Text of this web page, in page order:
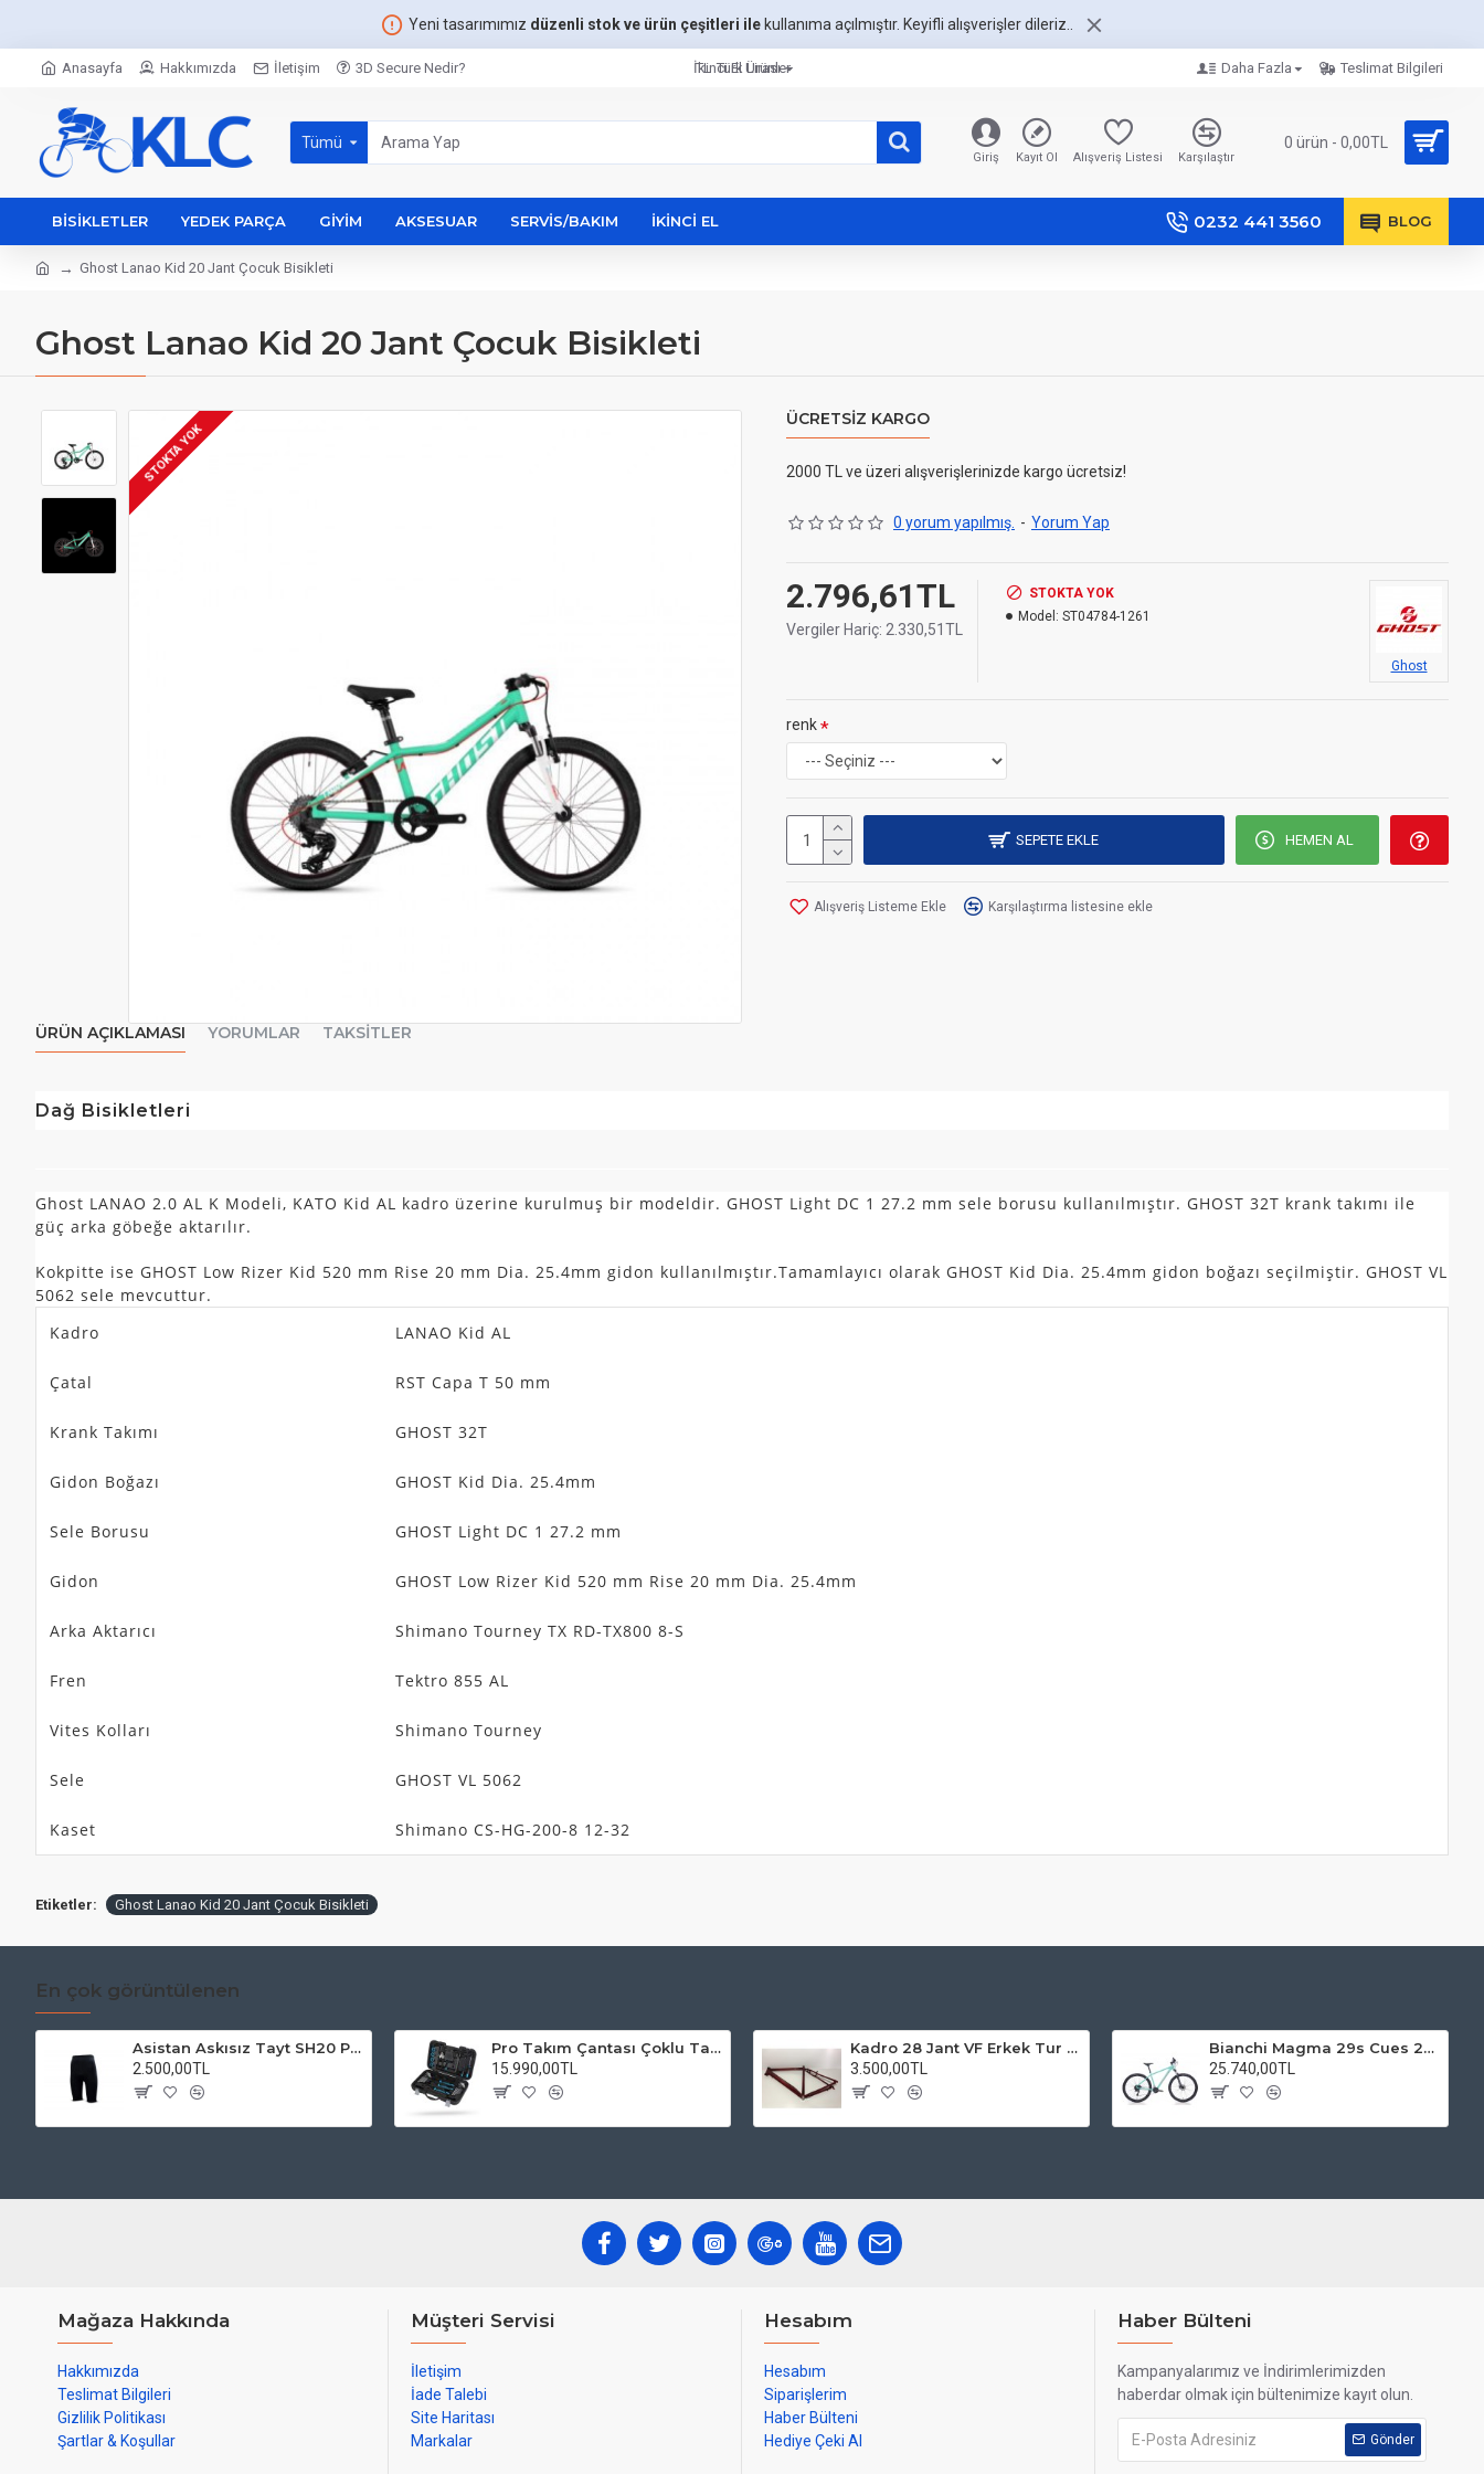
Yeni tasarımımız düzenli stok ve ürün çeşitleri ilekullanıma açılmıştır. Keyifli alışverişler dileriz..
Anasayfa Hakkımızda İletişim 3D Secure Nedir? İkinci El Ürünler
TL Türk Lirası Daha Fazla Teslimat Bilgileri
Tümü
Giriş Kayıt Ol Alışveriş Listesi Karşılaştır
0 ürün - 0,00TL
BISIKLETLER YEDEK PARÇA GIYIM AKSESUAR SERVIS/BAKIM İKINCI EL 0232 441 3560 BLOG
Ghost Lanao Kid 20 Jant Çocuk Bisikleti
Ghost Lanao Kid 20 Jant Çocuk Bisikleti
STOKTA YOK
ÜCRETSIZ KARGO
2000 TL ve üzeri alışverişlerinizde kargo ücretsiz!
0 yorum yapılmış. - Yorum Yap
2.796,61TL
Vergiler Hariç: 2.330,51TL
STOKTA YOK
Model: ST04784-1261
Ghost
renk
SEPETE EKLE HEMEN AL
Alışveriş Listeme Ekle Karşılaştırma listesine ekle
ÜRÜN AÇIKLAMASI YORUMLAR TAKSITLER
Dağ Bisikletleri
Ghost LANAO 2.0 AL K Modeli, KATO Kid AL kadro üzerine kurulmuş bir modeldir. GHOST Light DC 1 27.2 mm sele borusu kullanılmıştır. GHOST 32T krank takımı ile
güç arka göbeğe aktarılır.
Kokpitte ise GHOST Low Rizer Kid 520 mm Rise 20 mm Dia. 25.4mm gidon kullanılmıştır.Tamamlayıcı olarak GHOST Kid Dia. 25.4mm gidon boğazı seçilmiştir. GHOST VL
5062 sele mevcuttur.
Kadro
LANAO Kid AL
Çatal RST Capa T 50 mm
Krank Takımı GHOST 32T
Gidon Boğazı GHOST Kid Dia. 25.4mm
Sele Borusu GHOST Light DC 1 27.2 mm
Gidon GHOST Low Rizer Kid 520 mm Rise 20 mm Dia. 25.4mm
Arka Aktarıcı Shimano Tourney TX RD-TX800 8-S
Fren Tektro 855 AL
Vites Kolları Shimano Tourney
Sele GHOST VL 5062
Kaset Shimano CS-HG-200-8 12-32
Etiketler: Ghost Lanao Kid 20 Jant Çocuk Bisikleti
En çok görüntülenen
Asistan Askısız Tayt SH20 Pedli Siyah
2.500,00TL
Pro Takım Çantası Çoklu Tamir Seti
15.990,00TL
Kadro 28 Jant VF Erkek Tur Şehir Bisiklet Uyumlu
3.500,00TL
Bianchi Magma 29s Cues 2x9s Dağ Bisikleti
25.740,00TL
Mağaza Hakkında
Hakkımızda
Teslimat Bilgileri
Gizlilik Politikası
Şartlar & Koşullar
Müşteri Servisi
İletişim
İade Talebi
Site Haritası
Markalar
Hesabım
Hesabım
Siparişlerim
Haber Bülteni
Hediye Çeki Al
Haber Bülteni
Kampanyalarımız ve İndirimlerimizden
haberdar olmak için bültenimize kayıt olun.
Gönder